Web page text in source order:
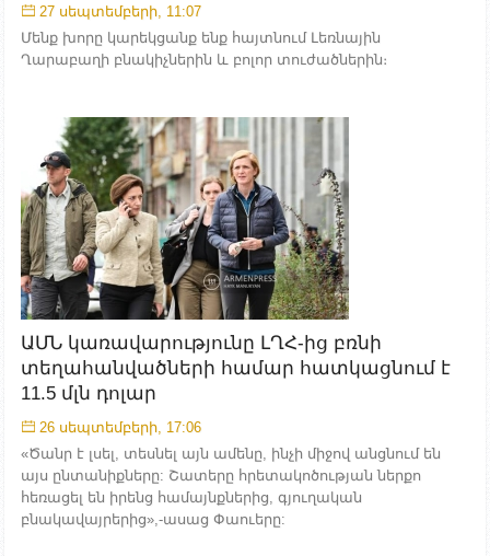
27 սեպտեմբերի, 11:07
Մենք խորը կարեկցանք ենք հայտնում Լեռնային
Ղարաբաղի բնակիչներին և բոլոր տուժածներին։
ԱՄՆ կառավարությունը ԼՂՀ-ից բռնի
տեղահանվածների համար հատկացնում է
11.5 մլն դոլար
26 սեպտեմբերի, 17:06
«Ծանր է լսել, տեսնել այն ամենը, ինչի միջով անցնում են
այս ընտանիքները: Շատերը հրետակոծության ներքո
հեռացել են իրենց համայնքներից, գյուղական
բնակավայրերից»,-ասաց Փաուերը: